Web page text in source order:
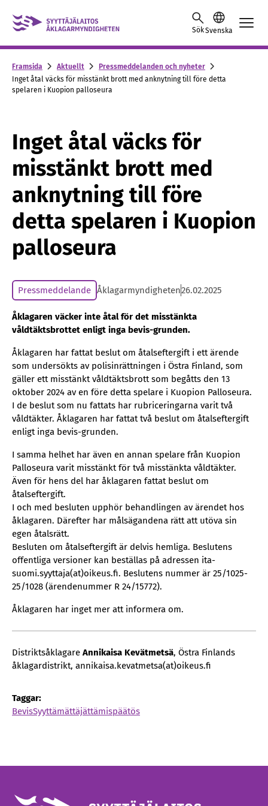
Skip to content -saavutettavuusohje
SökSvenska
Framsida Aktuellt
Pressmeddelanden och nyheter
Inget åtal väcks för misstänkt brott med anknytning till före detta
spelaren i Kuopion palloseura
Inget åtal väcks för
misstänkt brott med
anknytning till före
detta spelaren i Kuopion
palloseura
Pressmeddelande Åklagarmyndigheten26.02.2025
Åklagaren väcker inte åtal för det misstänkta
våldtäktsbrottet enligt inga bevis-grunden.
Åklagaren har fattat beslut om åtalseftergift i ett ärende
som undersökts av polisinrättningen i Östra Finland, som
gäller ett misstänkt våldtäktsbrott som begåtts den 13
oktober 2024 av en före detta spelare i Kuopion Palloseura.
I de beslut som nu fattats har rubriceringarna varit två
våldtäkter. Åklagaren har fattat två beslut om åtalseftergift
enligt inga bevis-grunden.
I samma helhet har även en annan spelare från Kuopion
Palloseura varit misstänkt för två misstänkta våldtäkter.
Även för hens del har åklagaren fattat beslut om
åtalseftergift.
I och med besluten upphör behandlingen av ärendet hos
åklagaren. Därefter har målsägandena rätt att utöva sin
egen åtalsrätt.
Besluten om åtalseftergift är delvis hemliga. Beslutens
offentliga versioner kan beställas på adressen ita-
suomi.syyttaja(at)oikeus.fi. Beslutens nummer är 25/1025-
25/1028 (ärendenummer R 24/15772).
Åklagaren har inget mer att informera om.
Distriktsåklagare Annikaisa Kevätmetsä, Östra Finlands
åklagardistrikt, annikaisa.kevatmetsa(at)oikeus.fi
Taggar:
BevisSyyttämättäjättämispäätös